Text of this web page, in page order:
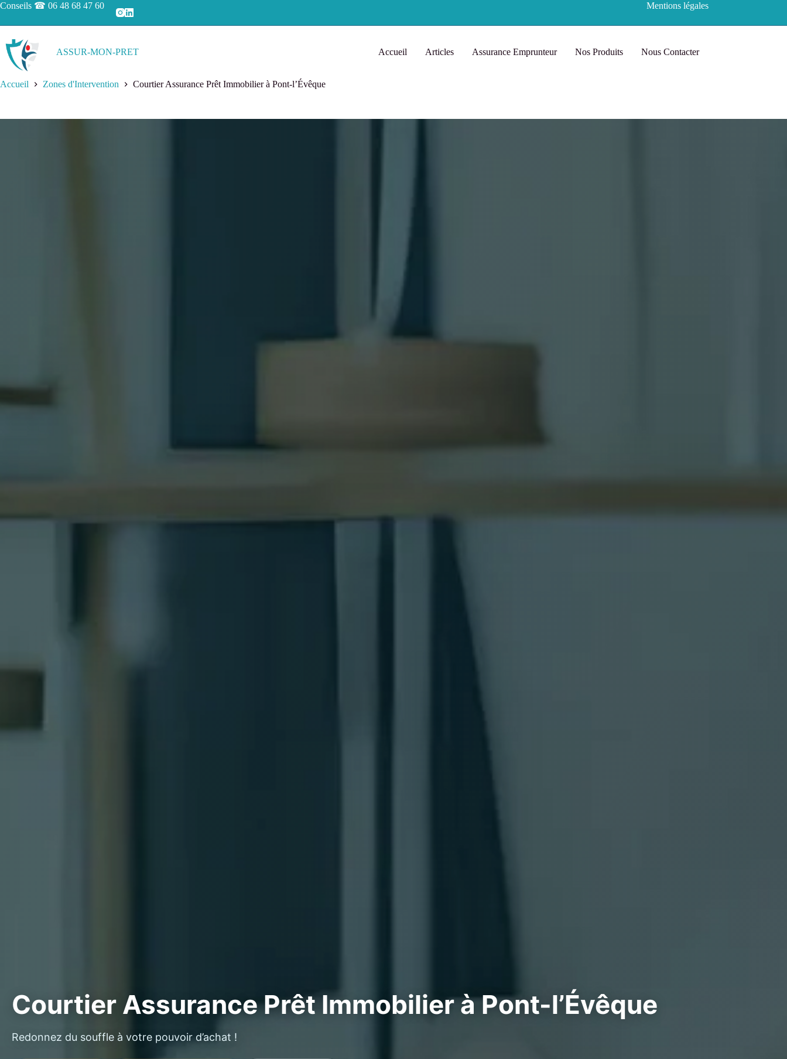
Conseils ☎ 06 48 68 47 60 Mentions légales
ASSUR-MON-PRET Accueil Articles Assurance Emprunteur Nos Produits Nous Contacter
Accueil Zones d'Intervention Courtier Assurance Prêt Immobilier à Pont-l’Évêque
Courtier Assurance Prêt Immobilier à Pont-l’Évêque
Redonnez du souffle à votre pouvoir d’achat !